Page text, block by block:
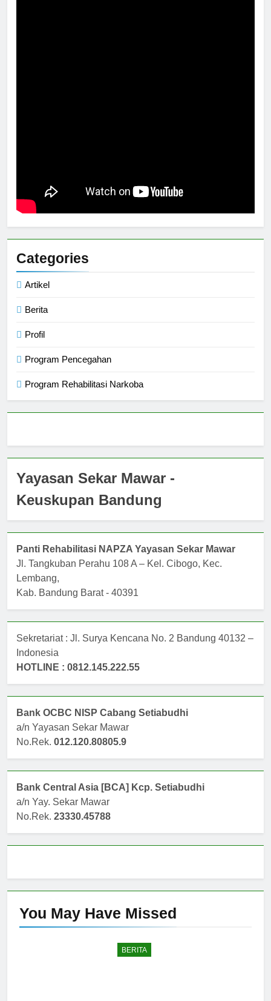
Categories
Artikel
Berita
Profil
Program Pencegahan
Program Rehabilitasi Narkoba
Yayasan Sekar Mawar -
Keuskupan Bandung
Panti Rehabilitasi NAPZA Yayasan Sekar Mawar
Jl. Tangkuban Perahu 108 A – Kel. Cibogo, Kec.
Lembang,
Kab. Bandung Barat - 40391
Sekretariat : Jl. Surya Kencana No. 2 Bandung 40132 –
Indonesia
HOTLINE : 0812.145.222.55
Bank OCBC NISP Cabang Setiabudhi
a/n Yayasan Sekar Mawar
No.Rek. 012.120.80805.9
Bank Central Asia [BCA] Kcp. Setiabudhi
a/n Yay. Sekar Mawar
No.Rek. 23330.45788
You May Have Missed
BERITA